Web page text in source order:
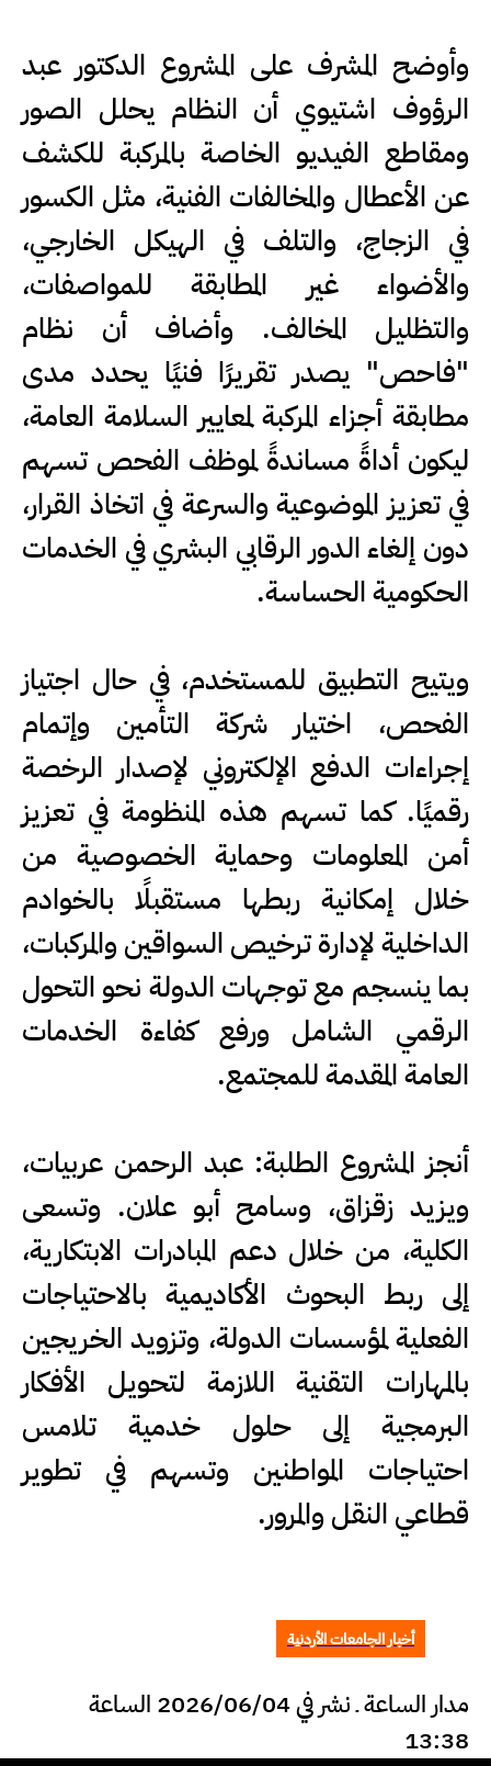
وأوضح المشرف على المشروع الدكتور عبد
الرؤوف اشتيوي أن النظام يحلل الصور
ومقاطع الفيديو الخاصة بالمركبة للكشف
عن الأعطال والمخالفات الفنية، مثل الكسور
في الزجاج، والتلف في الهيكل الخارجي،
والأضواء غير المطابقة للمواصفات،
والتظليل المخالف. وأضاف أن نظام
"فاحص" يصدر تقريرًا فنيًا يحدد مدى
مطابقة أجزاء المركبة لمعايير السلامة العامة،
ليكون أداةً مساندةً لموظف الفحص تسهم
في تعزيز الموضوعية والسرعة في اتخاذ القرار،
دون إلغاء الدور الرقابي البشري في الخدمات
الحكومية الحساسة.
ويتيح التطبيق للمستخدم، في حال اجتياز
الفحص، اختيار شركة التأمين وإتمام
إجراءات الدفع الإلكتروني لإصدار الرخصة
رقميًا. كما تسهم هذه المنظومة في تعزيز
أمن المعلومات وحماية الخصوصية من
خلال إمكانية ربطها مستقبلًا بالخوادم
الداخلية لإدارة ترخيص السواقين والمركبات،
بما ينسجم مع توجهات الدولة نحو التحول
الرقمي الشامل ورفع كفاءة الخدمات
العامة المقدمة للمجتمع.
أنجز المشروع الطلبة: عبد الرحمن عربيات،
ويزيد زقزاق، وسامح أبو علان. وتسعى
الكلية، من خلال دعم المبادرات الابتكارية،
إلى ربط البحوث الأكاديمية بالاحتياجات
الفعلية لمؤسسات الدولة، وتزويد الخريجين
بالمهارات التقنية اللازمة لتحويل الأفكار
البرمجية إلى حلول خدمية تلامس
احتياجات المواطنين وتسهم في تطوير
قطاعي النقل والمرور.
أخبار الجامعات الأردنية
مدار الساعة ـ نشر في 2026/06/04 الساعة
13:38